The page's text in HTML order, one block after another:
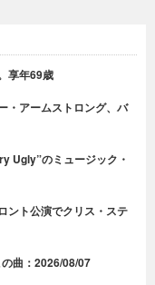
享年69歳
・アームストロング、バ
Ugly”のミュージック・
ント公演でクリス・ステ
曲：2026/08/07